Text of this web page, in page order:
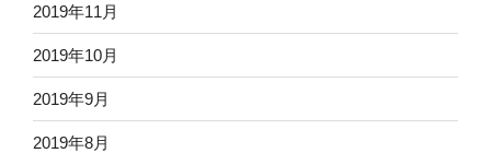
2019年11月
2019年10月
2019年9月
2019年8月